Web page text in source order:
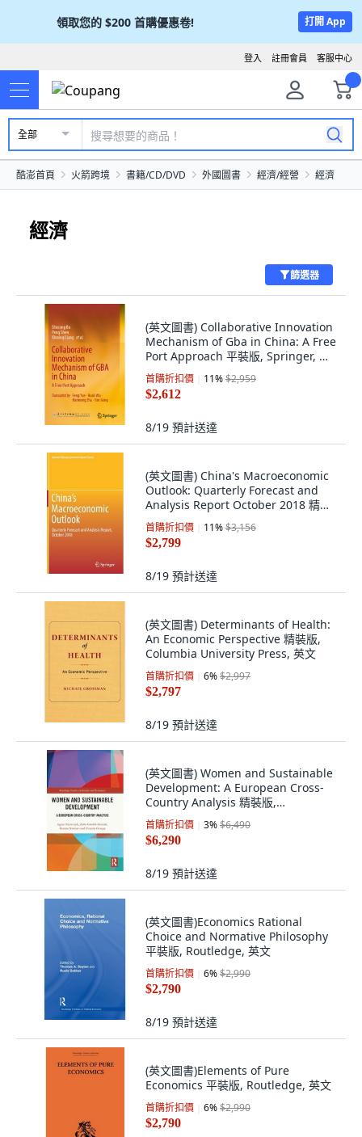
領取您的 $200 首購優惠卷! 打開 App
客服中心
註冊會員
登入
全部
酷澎首頁 火箭跨境 書籍/CD/DVD 外國圖書 經濟/經營 經濟
經濟
篩選器
(英文圖書) Collaborative Innovation
Mechanism of Gba in China: A Free
Port Approach 平裝版, Springer, 英
文
首購折扣價 11%$2,959
$2,612
8/19 預計送達
(英文圖書) China's Macroeconomic
Outlook: Quarterly Forecast and
Analysis Report October 2018 精裝
版, Springer, 英文
首購折扣價 11%$3,156
$2,799
8/19 預計送達
(英文圖書) Determinants of Health:
An Economic Perspective 精裝版,
Columbia University Press, 英文
首購折扣價 6%$2,997
$2,797
8/19 預計送達
(英文圖書) Women and Sustainable
Development: A European Cross-
Country Analysis 精裝版,
Routledge, 英文
首購折扣價 3%$6,490
$6,290
8/19 預計送達
(英文圖書)Economics Rational
Choice and Normative Philosophy
平裝版, Routledge, 英文
首購折扣價 6%$2,990
$2,790
8/19 預計送達
(英文圖書)Elements of Pure
Economics 平裝版, Routledge, 英文
首購折扣價 6%$2,990
$2,790